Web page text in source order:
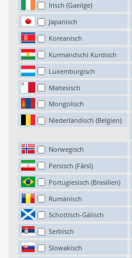
Irisch (Gaeilge)
Japanisch
Koreanisch
Kurmandschi Kurdisch
Luxemburgisch
Maltesisch
Mongolisch
Niederländisch (Belgien)
Norwegisch
Persisch (Fārsī)
Portugiesisch (Brasilien)
Rumänisch
Schottisch-Gälisch
Serbisch
Slowakisch